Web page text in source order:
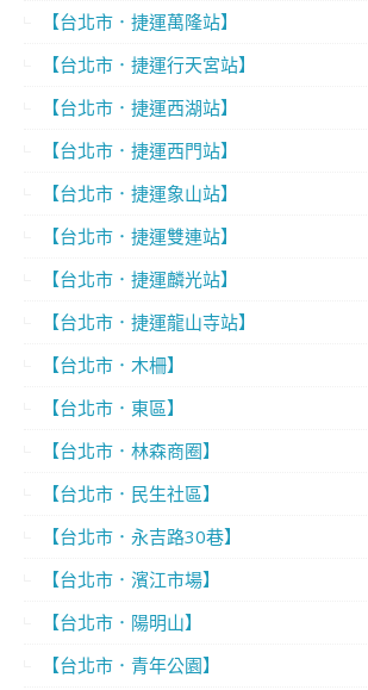
【台北市．捷運萬隆站】
【台北市．捷運行天宮站】
【台北市．捷運西湖站】
【台北市．捷運西門站】
【台北市．捷運象山站】
【台北市．捷運雙連站】
【台北市．捷運麟光站】
【台北市．捷運龍山寺站】
【台北市．木柵】
【台北市．東區】
【台北市．林森商圈】
【台北市．民生社區】
【台北市．永吉路30巷】
【台北市．濱江市場】
【台北市．陽明山】
【台北市．青年公園】